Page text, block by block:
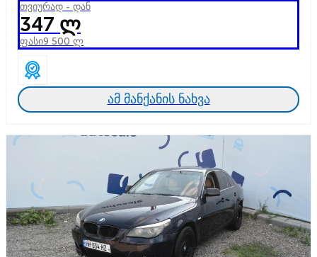
თვიურად - დან
347 ლ
ფასი9 500 ლ
ამ მანქანის ნახვა